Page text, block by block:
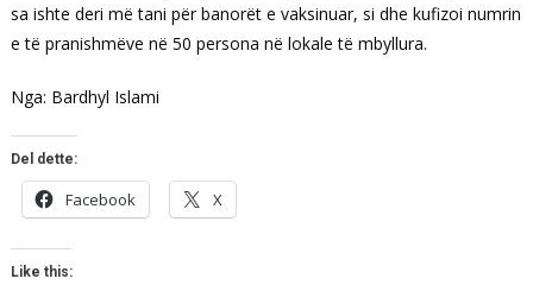
sa ishte deri më tani për banorët e vaksinuar, si dhe kufizoi numrin
e të pranishmëve në 50 persona në lokale të mbyllura.
Nga: Bardhyl Islami
Del dette:
Facebook X
Like this: